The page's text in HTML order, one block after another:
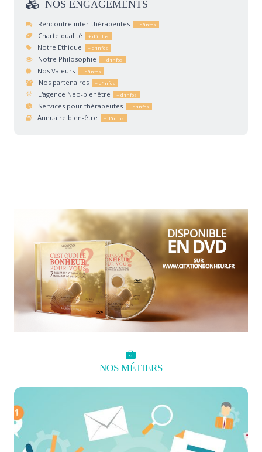
NOS ENGAGEMENTS
Rencontre inter-thérapeutes
Charte qualité
Notre Ethique
Notre Philosophie
Nos Valeurs
Nos partenaires
L'agence Neo-bienêtre
Services pour thérapeutes
Annuaire bien-être
NOS MÉTIERS